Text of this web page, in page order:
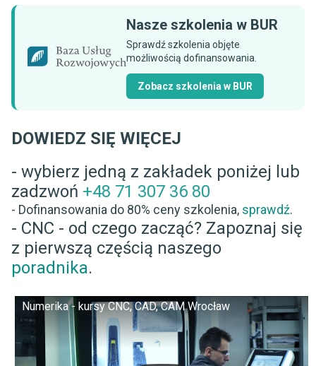
Nasze szkolenia w BUR
Sprawdź szkolenia objęte
możliwością dofinansowania.
Zobacz szkolenia w BUR
DOWIEDZ SIĘ WIĘCEJ
- wybierz jedną z zakładek poniżej lub
zadzwoń +48 71 307 36 80
- Dofinansowania do 80% ceny szkolenia, sprawdź.
- CNC - od czego zacząć? Zapoznaj się
z pierwszą częścią naszego
poradnika.
Numerika - kursy CNC, CAD, CAM Wrocław